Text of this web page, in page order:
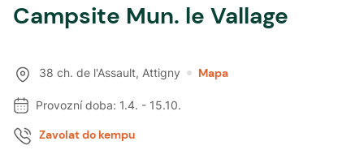
Campsite Mun. le Vallage
38 ch. de l'Assault, Attigny Mapa
Provozní doba: 1.4. - 15.10.
Zavolat do kempu